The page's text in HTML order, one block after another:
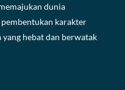
dunia
karakter
yang hebat dan berwatak